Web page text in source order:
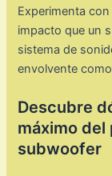
Experimenta
impacto que un
sistema de
envolvente
Descubre
máximo
subwoofer